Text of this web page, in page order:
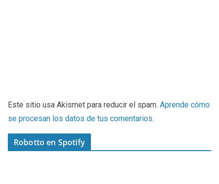
Este sitio usa Akismet para reducir el spam. Aprende cómo
se procesan los datos de tus comentarios.
Robotto en Spotify